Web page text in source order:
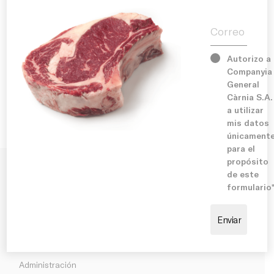
Servicios
Instalaciones
Compromiso
Burger Vegana 120 g.
Administración
Autorizo a
Companyia
General
Càrnia S.A.
a utilizar
mis datos
para el
propósito
de este
formulario*